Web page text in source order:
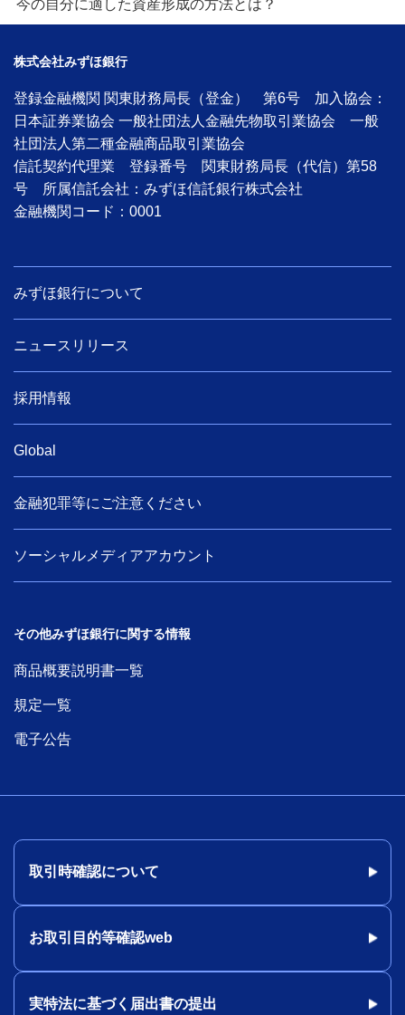
今の自分に適した資産形成の方法とは？
株式会社みずほ銀行
登録金融機関 関東財務局長（登金） 第6号 加入協会：
日本証券業協会 一般社団法人金融先物取引業協会 一般
社団法人第二種金融商品取引業協会
信託契約代理業 登録番号 関東財務局長（代信）第58
号 所属信託会社：みずほ信託銀行株式会社
金融機関コード：0001
みずほ銀行について
ニュースリリース
採用情報
Global
金融犯罪等にご注意ください
ソーシャルメディアアカウント
その他みずほ銀行に関する情報
商品概要説明書一覧
規定一覧
電子公告
取引時確認について
お取引目的等確認web
実特法に基づく届出書の提出